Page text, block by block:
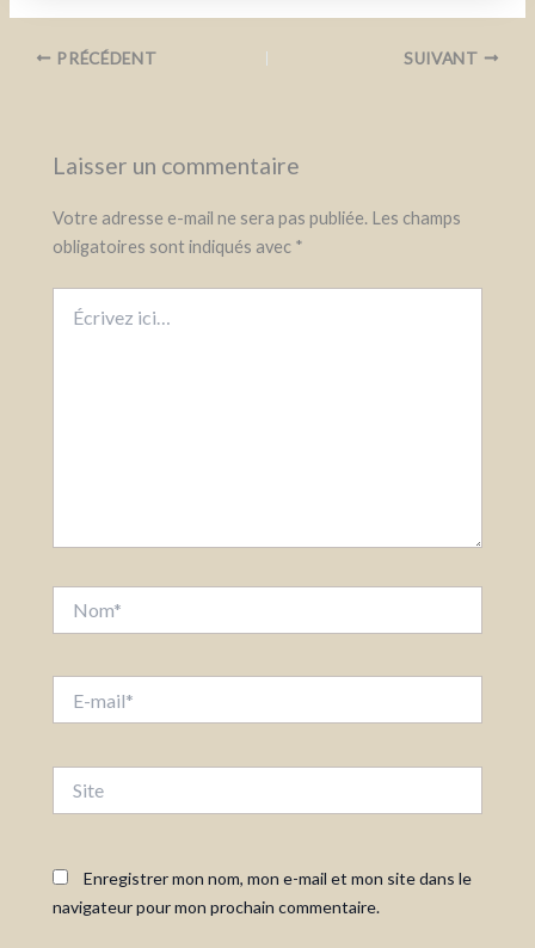
PRÉCÉDENT SUIVANT
Laisser un commentaire
Votre adresse e-mail ne sera pas publiée. Les champs
obligatoires sont indiqués avec *
ici…
mail*
Enregistrer mon nom, mon e-mail et mon site dans le
navigateur pour mon prochain commentaire.